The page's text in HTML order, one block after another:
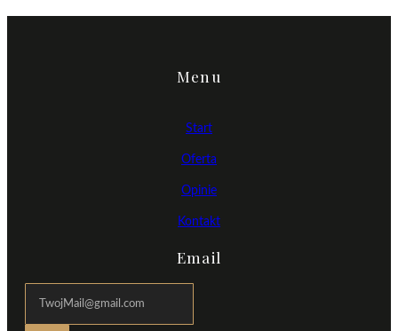
Menu
Start
Oferta
Opinie
Kontakt
Email